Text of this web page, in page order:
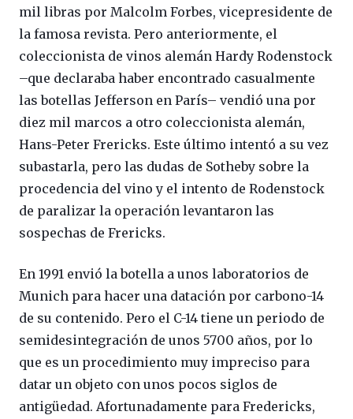
mil libras por Malcolm Forbes, vicepresidente de
la famosa revista. Pero anteriormente, el
coleccionista de vinos alemán Hardy Rodenstock
–que declaraba haber encontrado casualmente
las botellas Jefferson en París– vendió una por
diez mil marcos a otro coleccionista alemán,
Hans-Peter Frericks. Este último intentó a su vez
subastarla, pero las dudas de Sotheby sobre la
procedencia del vino y el intento de Rodenstock
de paralizar la operación levantaron las
sospechas de Frericks.
En 1991 envió la botella a unos laboratorios de
Munich para hacer una datación por carbono-14
de su contenido. Pero el C-14 tiene un periodo de
semidesintegración de unos 5700 años, por lo
que es un procedimiento muy impreciso para
datar un objeto con unos pocos siglos de
antigüedad. Afortunadamente para Fredericks,